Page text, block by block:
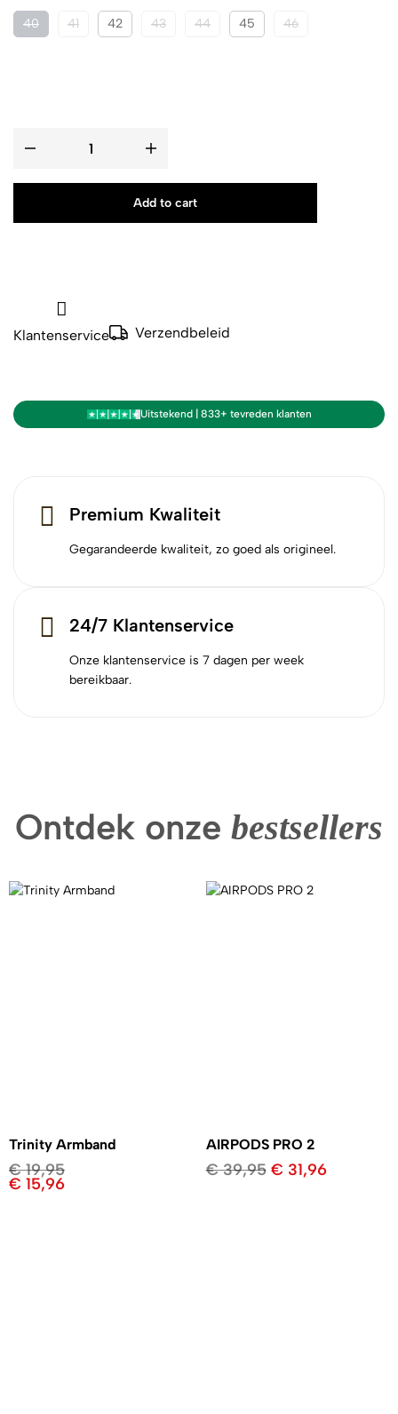
40 41 42 43 44 45 46
Add to cart
Klantenservice Verzendbeleid
Uitstekend | 833+ tevreden klanten
Premium Kwaliteit
Gegarandeerde kwaliteit, zo goed als origineel.
24/7 Klantenservice
Onze klantenservice is 7 dagen per week
bereikbaar.
Ontdek onze bestsellers
Trinity Armband
€19,95
€ 15,96
AIRPODS PRO 2
€39,95 € 31,96